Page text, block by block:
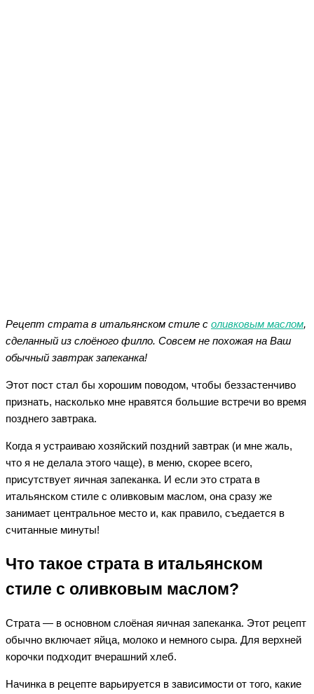
Рецепт страта в итальянском стиле с оливковым маслом,
сделанный из слоёного филло. Совсем не похожая на Ваш
обычный завтрак запеканка!
Этот пост стал бы хорошим поводом, чтобы беззастенчиво
признать, насколько мне нравятся большие встречи во время
позднего завтрака.
Когда я устраиваю хозяйский поздний завтрак (и мне жаль,
что я не делала этого чаще), в меню, скорее всего,
присутствует яичная запеканка. И если это страта в
итальянском стиле с оливковым маслом, она сразу же
занимает центральное место и, как правило, съедается в
считанные минуты!
Что такое страта в итальянском
стиле с оливковым маслом?
Страта — в основном слоёная яичная запеканка. Этот рецепт
обычно включает яйца, молоко и немного сыра. Для верхней
корочки подходит вчерашний хлеб.
Начинка в рецепте варьируется в зависимости от того, какие